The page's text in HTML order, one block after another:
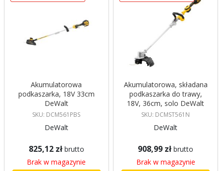
Akumulatorowa
podkaszarka, 18V 33cm
DeWalt
SKU: DCM561PBS
DeWalt
825,12 zł brutto
Brak w magazynie
Akumulatorowa, składana
podkaszarka do trawy,
18V, 36cm, solo DeWalt
SKU: DCMST561N
DeWalt
908,99 zł brutto
Brak w magazynie